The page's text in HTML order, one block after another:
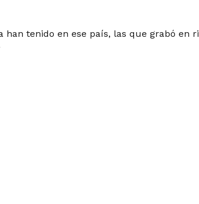
tenido en ese país, las que grabó en